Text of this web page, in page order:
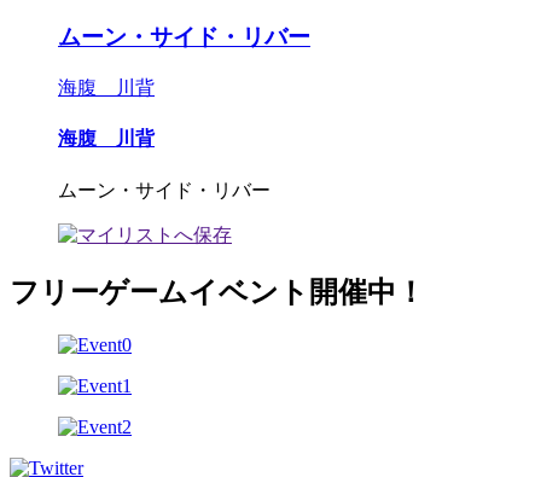
ムーン・サイド・リバー
海腹 川背
海腹 川背
ムーン・サイド・リバー
フリーゲームイベント開催中！